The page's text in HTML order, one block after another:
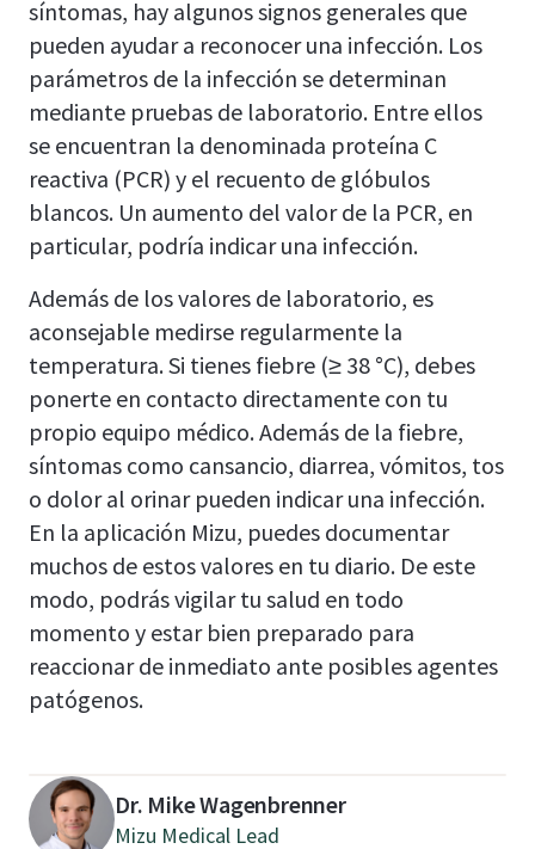
síntomas, hay algunos signos generales que
pueden ayudar a reconocer una infección. Los
parámetros de la infección se determinan
mediante pruebas de laboratorio. Entre ellos
se encuentran la denominada proteína C
reactiva (PCR) y el recuento de glóbulos
blancos. Un aumento del valor de la PCR, en
particular, podría indicar una infección.
Además de los valores de laboratorio, es
aconsejable medirse regularmente la
temperatura. Si tienes fiebre (≥ 38 °C), debes
ponerte en contacto directamente con tu
propio equipo médico. Además de la fiebre,
síntomas como cansancio, diarrea, vómitos, tos
o dolor al orinar pueden indicar una infección.
En la aplicación Mizu, puedes documentar
muchos de estos valores en tu diario. De este
modo, podrás vigilar tu salud en todo
momento y estar bien preparado para
reaccionar de inmediato ante posibles agentes
patógenos.
Dr. Mike Wagenbrenner
Mizu Medical Lead